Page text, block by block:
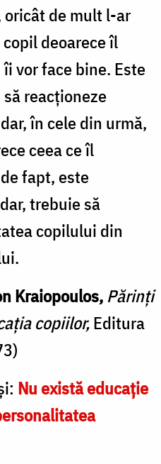
oricât de mult l-ar
deoarece îl
vor face bine. Este
reacționeze
în cele din urmă,
ceea ce îl
fapt, este
trebuie să
copilului din
Kraiopoulos, Părinți
copiilor,Editura
Nu există educație